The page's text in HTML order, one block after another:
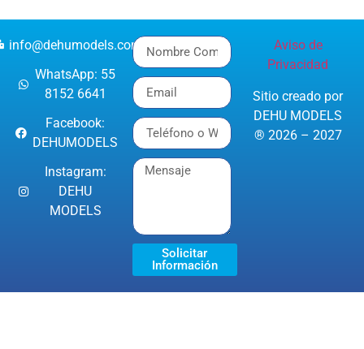
info@dehumodels.com
WhatsApp: 55
8152 6641
Facebook:
DEHUMODELS
Instagram:
DEHU
MODELS
Solicitar
Información
Aviso de
Privacidad
Sitio creado por
DEHU MODELS
® 2026 – 2027